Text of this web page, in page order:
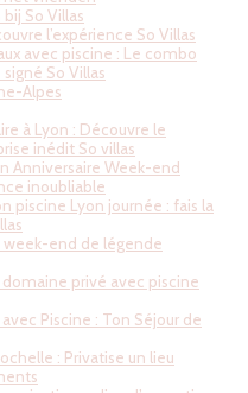
So Villas
l’expérience So Villas
avec piscine : Le combo
So Villas
Alpes
à Lyon : Découvre le
inédit So villas
Anniversaire Week-end
inoubliable
piscine Lyon journée : fais la
week-end de légende
privé avec piscine
Piscine : Ton Séjour de
: Privatise un lieu